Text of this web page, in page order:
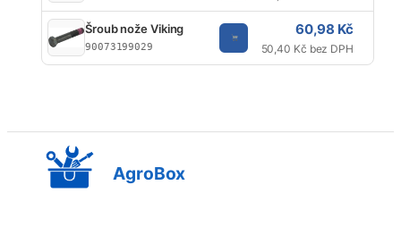
Šroub nože Viking
90073199029
60,98 Kč
50,40 Kč bez DPH
AgroBox